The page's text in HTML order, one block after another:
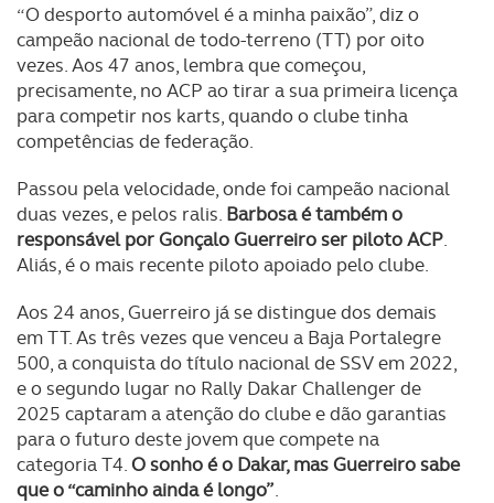
“O desporto automóvel é a minha paixão”, diz o
campeão nacional de todo-terreno (TT) por oito
vezes. Aos 47 anos, lembra que começou,
precisamente, no ACP ao tirar a sua primeira licença
para competir nos karts, quando o clube tinha
competências de federação.
Passou pela velocidade, onde foi campeão nacional
duas vezes, e pelos ralis. Barbosa é também o
responsável por Gonçalo Guerreiro ser piloto ACP.
Aliás, é o mais recente piloto apoiado pelo clube.
Aos 24 anos, Guerreiro já se distingue dos demais
em TT. As três vezes que venceu a Baja Portalegre
500, a conquista do título nacional de SSV em 2022,
e o segundo lugar no Rally Dakar Challenger de
2025 captaram a atenção do clube e dão garantias
para o futuro deste jovem que compete na
categoria T4.O sonho é o Dakar, mas Guerreiro sabe
que o “caminho ainda é longo”.